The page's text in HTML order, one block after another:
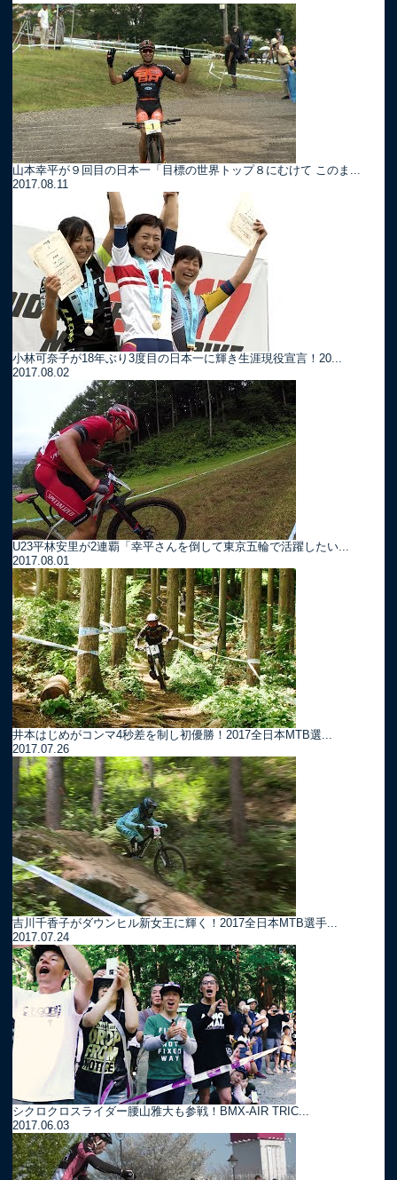
山本幸平が９回目の日本一「目標の世界トップ８にむけて このま...
2017.08.11
小林可奈子が18年ぶり3度目の日本一に輝き生涯現役宣言！20...
2017.08.02
U23平林安里が2連覇「幸平さんを倒して東京五輪で活躍したい...
2017.08.01
井本はじめがコンマ4秒差を制し初優勝！2017全日本MTB選...
2017.07.26
吉川千香子がダウンヒル新女王に輝く！2017全日本MTB選手...
2017.07.24
シクロクロスライダー腰山雅大も参戦！BMX-AIR TRIC...
2017.06.03